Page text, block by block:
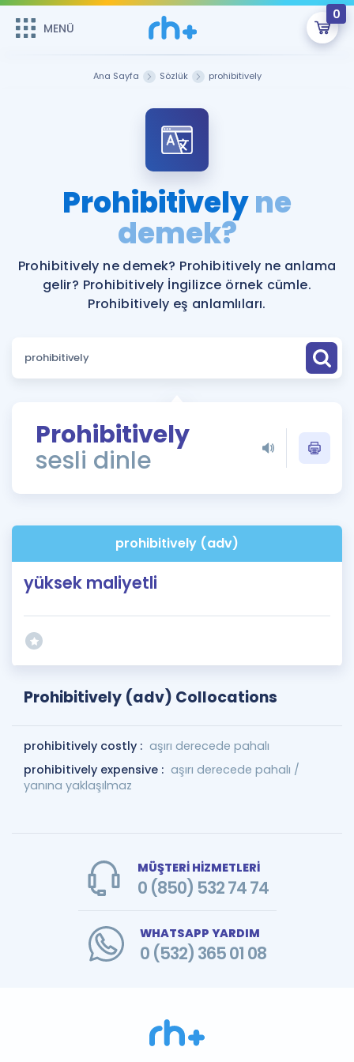
MENÜ
0
Şifremi Hatırlamıyorum
Sepetin Şu An Boş.
Remzi Hoca ile seni sınava hazırlayacak onlarca eğitim seni
bekliyor!
MENÜ
Katılımcı Görüşleri
Faydalı Araçlar
Ücretsiz Kaynaklar
Puan Hesaplama
ÖSYM Sınav Takvimi
Kampanyalar
İngilizce Gramer
İngilizce Gramer
Ana Sayfa Sözlük prohibitively
Prohibitivelyne
demek?
Prohibitively ne demek? Prohibitively ne anlama
gelir? Prohibitively İngilizce örnek cümle.
Prohibitively eş anlamlıları.
Prohibitively
sesli dinle
prohibitively (adv)
yüksek maliyetli
Prohibitively (adv) Collocations
prohibitively costly : aşırı derecede pahalı
prohibitively expensive : aşırı derecede pahalı /
yanına yaklaşılmaz
MÜŞTERİ HİZMETLERİ
0 (850) 532 74 74
WHATSAPP YARDIM
0 (532) 365 01 08